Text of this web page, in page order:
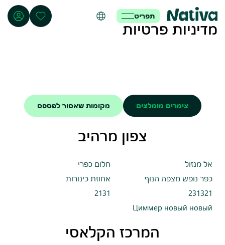
תפריט
מדיניות פרטיות
צימרים מומלצים מקומות שאסור לפספס
צפון מרהיב
אל מנזול
חלום כפרי
כפר נופש מצפה הנוף
אחוזת כינורות
231321
2131
Циммер новый новый
המרכז הקלאסי